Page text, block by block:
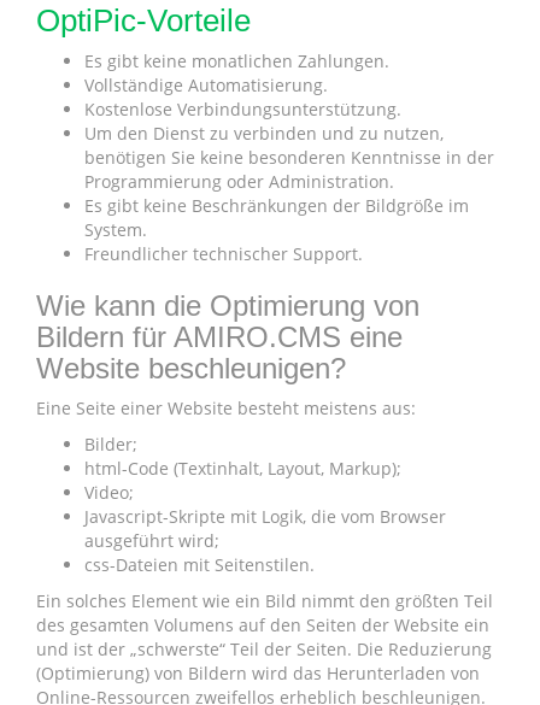
OptiPic-Vorteile
Es gibt keine monatlichen Zahlungen.
Vollständige Automatisierung.
Kostenlose Verbindungsunterstützung.
Um den Dienst zu verbinden und zu nutzen,
benötigen Sie keine besonderen Kenntnisse in der
Programmierung oder Administration.
Es gibt keine Beschränkungen der Bildgröße im
System.
Freundlicher technischer Support.
Wie kann die Optimierung von
Bildern für AMIRO.CMS eine
Website beschleunigen?
Eine Seite einer Website besteht meistens aus:
Bilder;
html-Code (Textinhalt, Layout, Markup);
Video;
Javascript-Skripte mit Logik, die vom Browser
ausgeführt wird;
css-Dateien mit Seitenstilen.
Ein solches Element wie ein Bild nimmt den größten Teil
des gesamten Volumens auf den Seiten der Website ein
und ist der „schwerste“ Teil der Seiten. Die Reduzierung
(Optimierung) von Bildern wird das Herunterladen von
Online-Ressourcen zweifellos erheblich beschleunigen.